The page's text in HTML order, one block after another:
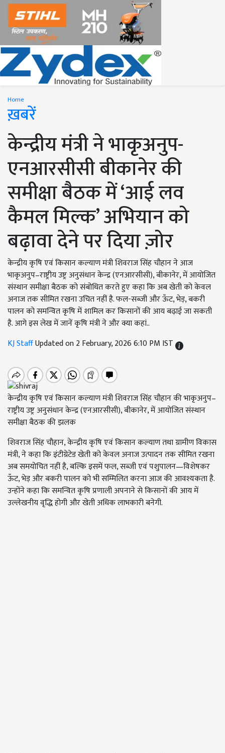
Home
ख़बरें
केन्द्रीय मंत्री ने भाकृअनुप-
एनआरसीसी बीकानेर की
समीक्षा बैठक में ‘आई लव
कैमल मिल्क’ अभियान को
बढ़ावा देने पर दिया ज़ोर
केन्द्रीय कृषि एवं किसान कल्याण मंत्री शिवराज सिंह चौहान ने आज
भाकृअनुप–राष्ट्रीय उष्ट्र अनुसंधान केन्द्र (एनआरसीसी), बीकानेर, में आयोजित
संस्थान समीक्षा बैठक को संबोधित करते हुए कहा कि अब खेती को केवल
अनाज तक सीमित रखना उचित नहीं है. फल-सब्जी और ऊँट, भेड़, बकरी
पालन को समन्वित कृषि में शामिल कर किसानों की आय बढ़ाई जा सकती
है. आगे इस लेख में जानें कृषि मंत्री ने और क्या कहां..
KJ StaffUpdated on 2 February, 2026 6:10 PM IST
केन्द्रीय कृषि एवं किसान कल्याण मंत्री शिवराज सिंह चौहान की भाकृअनुप–
राष्ट्रीय उष्ट्र अनुसंधान केन्द्र (एनआरसीसी), बीकानेर, में आयोजित संस्थान
समीक्षा बैठक की झलक
शिवराज सिंह चौहान, केन्द्रीय कृषि एवं किसान कल्याण तथा ग्रामीण विकास
मंत्री, ने कहा कि इंटीग्रेटेड खेती को केवल अनाज उत्पादन तक सीमित रखना
अब समयोचित नहीं है, बल्कि इसमें फल, सब्जी एवं पशुपालन—विशेषकर
ऊँट, भेड़ और बकरी पालन को भी सम्मिलित करना आज की आवश्यकता है.
उन्होंने कहा कि समन्वित कृषि प्रणाली अपनाने से किसानों की आय में
उल्लेखनीय वृद्धि होगी और खेती अधिक लाभकारी बनेगी.